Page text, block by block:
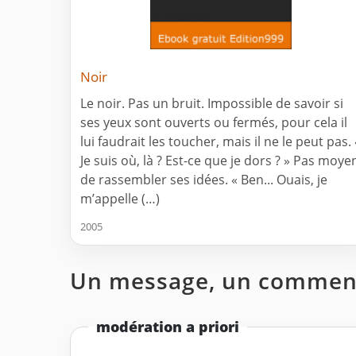
Noir
Le noir. Pas un bruit. Impossible de savoir si
ses yeux sont ouverts ou fermés, pour cela il
lui faudrait les toucher, mais il ne le peut pas.
Je suis où, là ? Est-ce que je dors ? » Pas
de rassembler ses idées. « Ben... Ouais, je
m’appelle (…)
2005
Un message, un
modération a priori